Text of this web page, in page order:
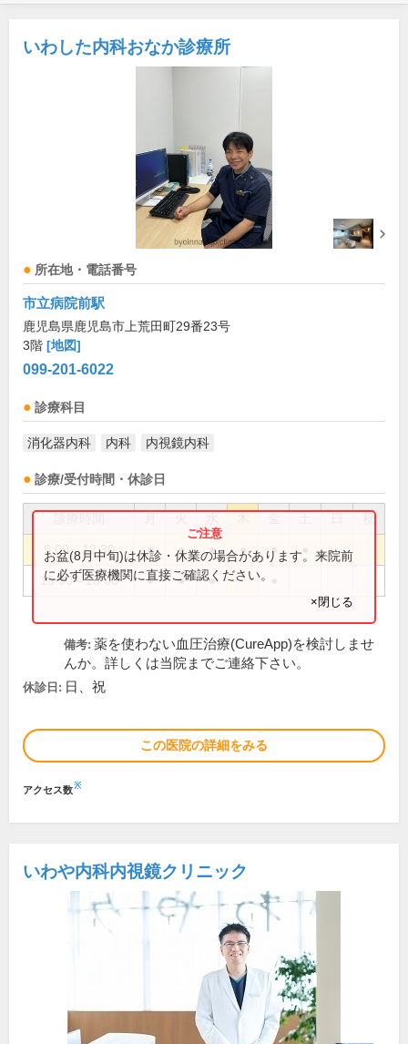
いわした内科おなか診療所
所在地・電話番号
市立病院前駅
鹿児島県鹿児島市上荒田町29番23号
3階 [地図]
099-201-6022
診療科目
消化器内科 内科 内視鏡内科
診療/受付時間・休診日
祝
9:00～12:30 ● ● ● ● ●
15:30～18:00 ● ● ●
お盆(8月中旬)は休診・休業の場合があります。来院前
に必ず医療機関に直接ご確認ください。
×閉じる
備考: 薬を使わない血圧治療(CureApp)を検討しませ
んか。詳しくは当院までご連絡下さい。
休診日: 日、祝
この医院の詳細をみる
アクセス数※
いわや内科内視鏡クリニック